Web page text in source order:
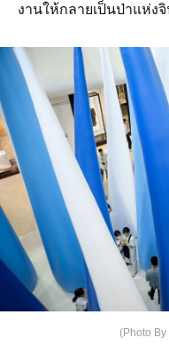
งานให้กลายเป็นป่าแห่ง
(Photo By